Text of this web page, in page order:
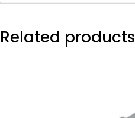
Related products